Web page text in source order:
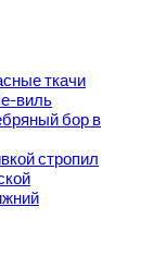
ткачи
виль
бор в
стропил